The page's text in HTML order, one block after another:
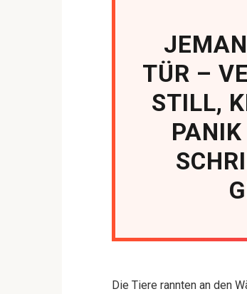
TÜR –
STILL,
Die Tiere rannten an den